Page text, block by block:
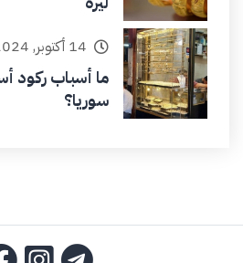
14 أكتوبر, 2024 - 01:03 م
ما أسباب ركود
سوريا؟